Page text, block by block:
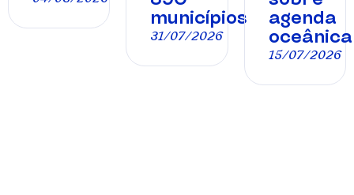
municípios
31/07/2026
agenda
oceânica
15/07/2026